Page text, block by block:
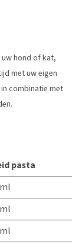
hond of kat,
met uw eigen
combinatie met
pasta